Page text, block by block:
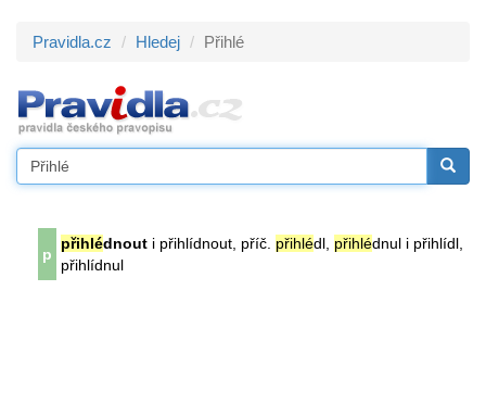
Pravidla.cz Hledej Přihlé
p
přihlédnout i přihlídnout, příč. přihlédl, přihlédnul i přihlídl,
přihlídnul